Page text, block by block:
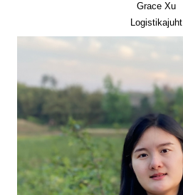
Grace Xu
Logistikajuht